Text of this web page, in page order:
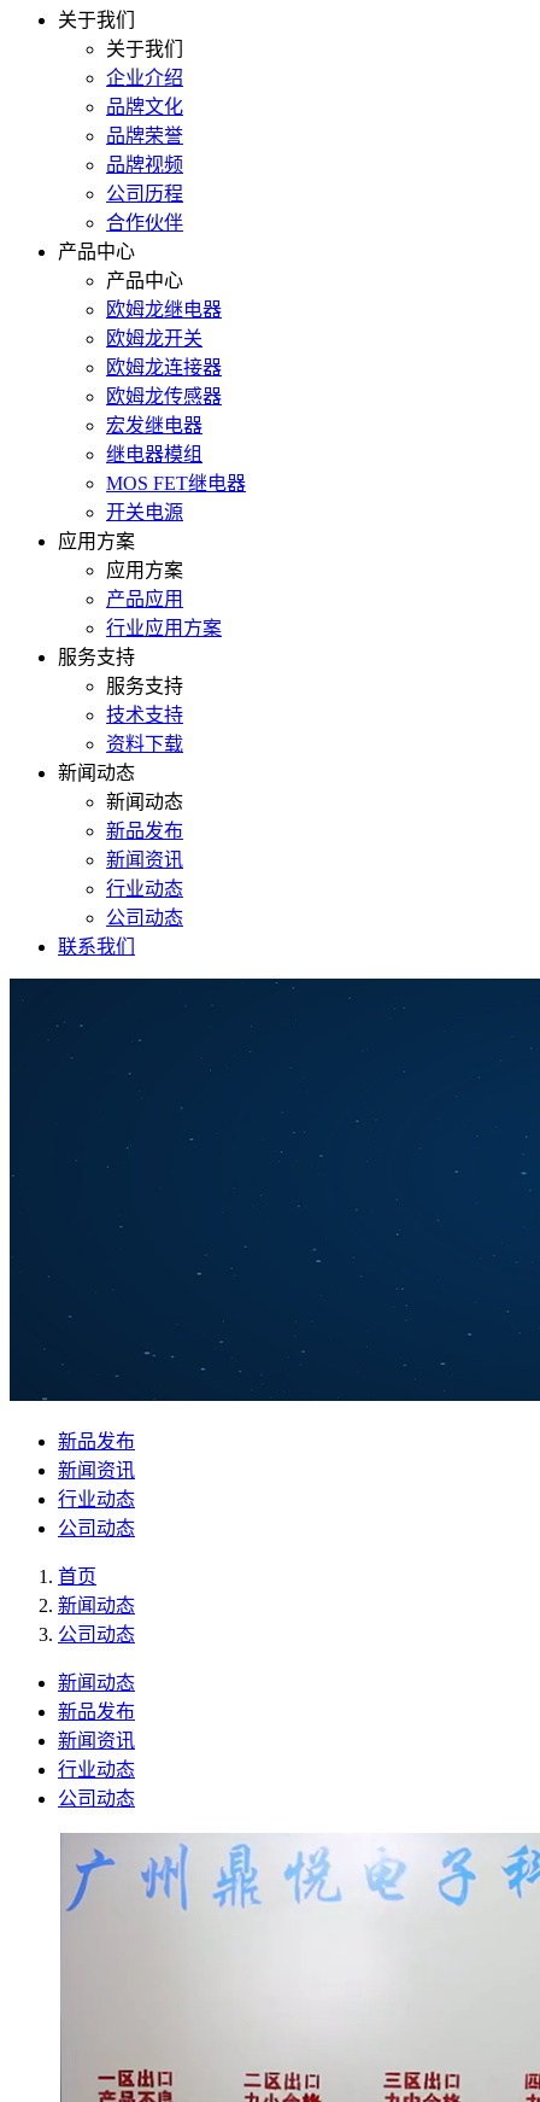
关于我们
关于我们
企业介绍
品牌文化
品牌荣誉
品牌视频
公司历程
合作伙伴
产品中心
产品中心
欧姆龙继电器
欧姆龙开关
欧姆龙连接器
欧姆龙传感器
宏发继电器
继电器模组
MOS FET继电器
开关电源
应用方案
应用方案
产品应用
行业应用方案
服务支持
服务支持
技术支持
资料下载
新闻动态
新闻动态
新品发布
新闻资讯
行业动态
公司动态
联系我们
新品发布
新闻资讯
行业动态
公司动态
首页
新闻动态
公司动态
新闻动态
新品发布
新闻资讯
行业动态
公司动态